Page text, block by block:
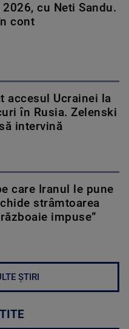
cu Neti Sandu.
cont
accesul Ucrainei la
în Rusia. Zelenski
intervină
care Iranul le pune
strâmtoarea
impuse”
ȘTIRI